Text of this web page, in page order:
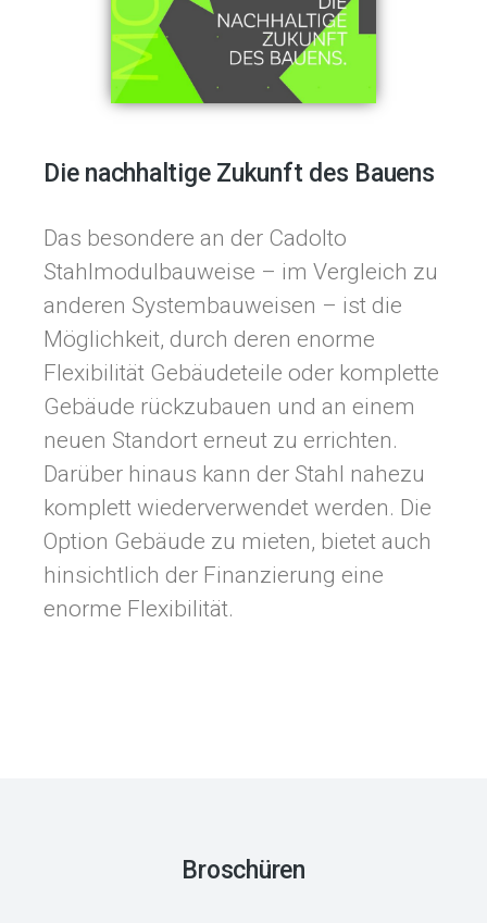
Die nachhaltige Zukunft des Bauens
Das besondere an der Cadolto
Stahlmodulbauweise – im Vergleich zu
anderen Systembauweisen – ist die
Möglichkeit, durch deren enorme
Flexibilität Gebäudeteile oder komplette
Gebäude rückzubauen und an einem
neuen Standort erneut zu errichten.
Darüber hinaus kann der Stahl nahezu
komplett wiederverwendet werden. Die
Option Gebäude zu mieten, bietet auch
hinsichtlich der Finanzierung eine
enorme Flexibilität.
Broschüren